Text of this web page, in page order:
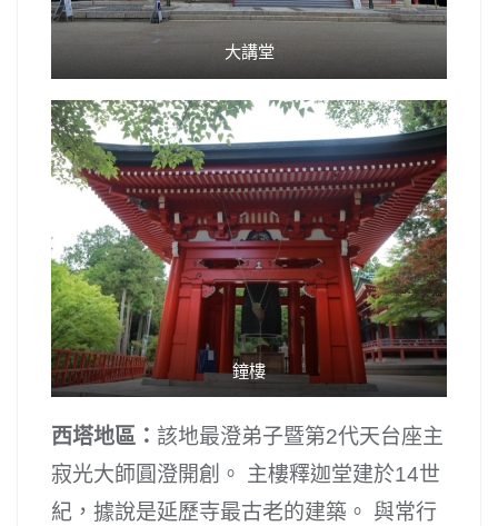
大講堂
鐘樓
西塔地區： 該地最澄弟子暨第2代天台座主
寂光大師圓澄開創。 主樓釋迦堂建於14世
紀，據說是延歷寺最古老的建築。 與常行